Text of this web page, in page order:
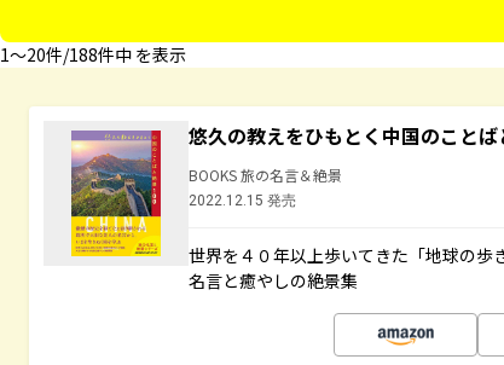
1〜20件/188件中 を表示
悠久の教えをひもとく中国のことば
BOOKS 旅の名言＆絶景
2022.12.15 発売
世界を４０年以上歩いてきた「地球の歩
名言と癒やしの絶景集